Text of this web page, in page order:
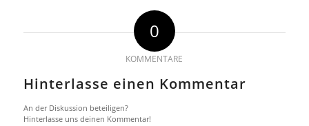
0
KOMMENTARE
Hinterlasse einen Kommentar
An der Diskussion beteiligen?
Hinterlasse uns deinen Kommentar!